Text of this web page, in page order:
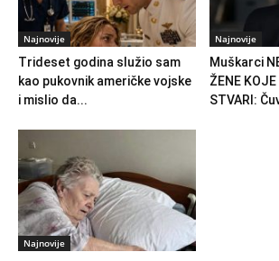
Najnovije
Trideset godina služio sam
kao pukovnik američke vojske
i mislio da...
Najnovije
Muškarci
ŽENE KOJE
STVARI:
Najnovije